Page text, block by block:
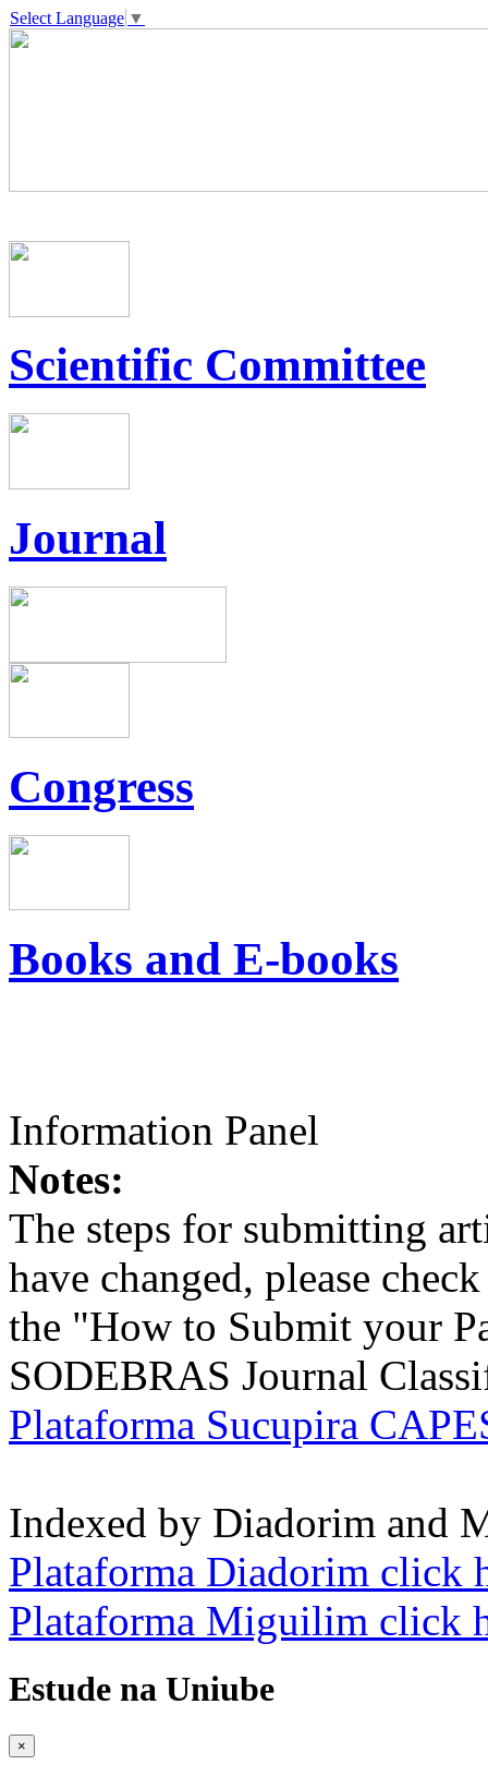
Select Language ▼
Scientific Committee
Journal
Congress
Books and E-books
Information Panel
Notes:
The steps for submitting
have changed, please
the "How to Submit your
SODEBRAS Journal
Plataforma Sucupira
Indexed by Diadorim and
Plataforma Diadorim click
Plataforma Miguilim click
Estude na Uniube
×